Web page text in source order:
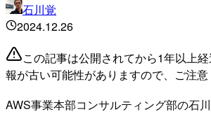
石川覚
2024.12.26
この記事は公開されてから1年以上
報が古い可能性がありますので、ご注意
AWS事業本部コンサルティング部の石